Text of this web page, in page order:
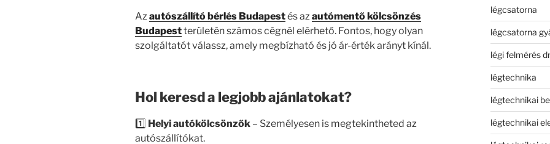
Azautószállító bérlés Budapestés azautómentő kölcsönzés
Budapestterületén számos cégnél elérhető. Fontos, hogy olyan
szolgáltatót válassz, amely megbízható és jó ár-érték arányt kínál.
Hol keresd a legjobb ajánlatokat?
1️⃣ Helyi autókölcsönzők – Személyesen is megtekintheted az
autószállítókat.
légcsatorna
légcsatorna
légi felmérés
légtechnika
légtechnikai
légtechnikai